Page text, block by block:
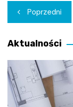
wpisu
Poprzedni
Aktualności